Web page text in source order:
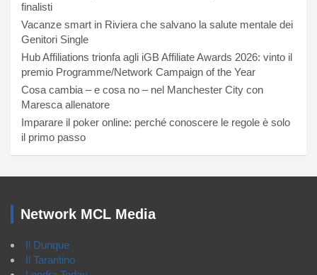
finalisti
Vacanze smart in Riviera che salvano la salute mentale dei
Genitori Single
Hub Affiliations trionfa agli iGB Affiliate Awards 2026: vinto il
premio Programme/Network Campaign of the Year
Cosa cambia – e cosa no – nel Manchester City con
Maresca allenatore
Imparare il poker online: perché conoscere le regole è solo
il primo passo
Network MCL Media
Il Dunque
Il Tarantino